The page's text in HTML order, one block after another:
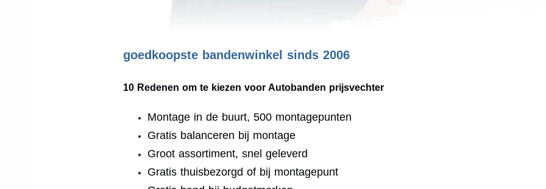
goedkoopste bandenwinkel sinds 2006
10 Redenen om te kiezen voor Autobanden prijsvechter
Montage in de buurt, 500 montagepunten
Gratis balanceren bij montage
Groot assortiment, snel geleverd
Gratis thuisbezorgd of bij montagepunt